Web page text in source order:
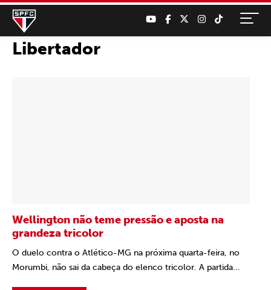
Libertador
Wellington não teme pressão e aposta na
grandeza tricolor
O duelo contra o Atlético-MG na próxima quarta-feira, no
Morumbi, não sai da cabeça do elenco tricolor. A partida...